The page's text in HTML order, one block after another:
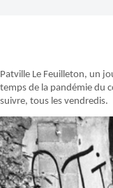
Patville Le Feuilleton, un
temps de la pandémie du
suivre, tous les vendredis.